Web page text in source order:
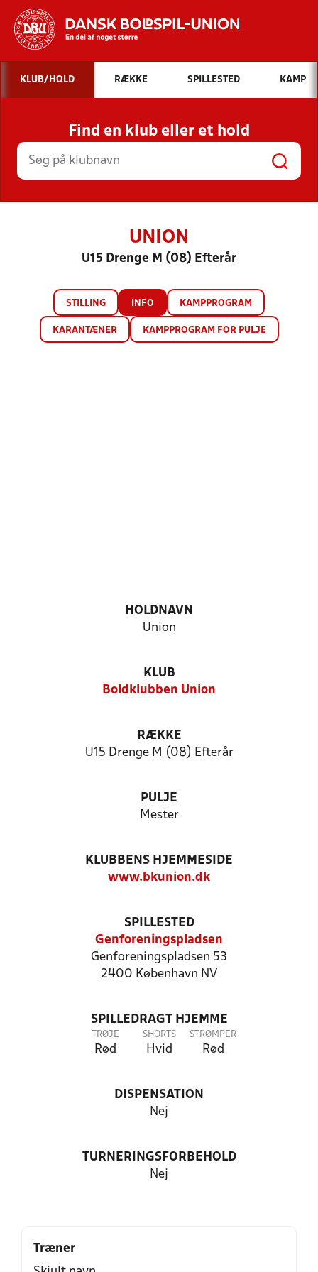
Hvad vil du søge efter?
INDHOLD OG NYHEDER
STILLINGER, RESULTATER, KLUBBER OG
HOLD
KLUB/HOLD RÆKKE SPILLESTED KAMP
Find en klub eller et hold
UNION
U15 Drenge M (08) Efterår
STILLING INFO KAMPPROGRAM
KARANTÆNER KAMPPROGRAM FOR PULJE
HOLDNAVN
Union
KLUB
Boldklubben Union
RÆKKE
U15 Drenge M (08) Efterår
PULJE
Mester
KLUBBENS HJEMMESIDE
www.bkunion.dk
SPILLESTED
Genforeningspladsen
Genforeningspladsen 53
2400 København NV
SPILLEDRAGT HJEMME
TRØJE
Rød
SHORTS
Hvid
STRØMPER
Rød
DISPENSATION
Nej
TURNERINGSFORBEHOLD
Nej
Træner